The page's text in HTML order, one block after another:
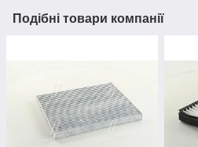
Подібні товари компанії